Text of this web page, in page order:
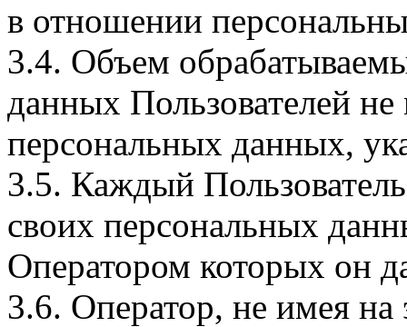
в отношении
3.4. Объем
данных Пользователей
персональных данных,
3.5. Каждый
своих персональных
Оператором которых он
3.6. Оператор, не имея